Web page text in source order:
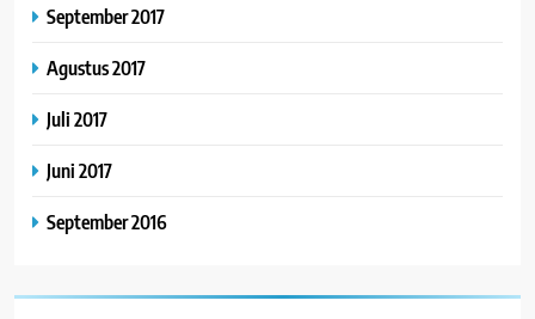
September 2017
Agustus 2017
Juli 2017
Juni 2017
September 2016